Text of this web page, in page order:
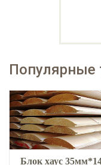
Популярные
Блок хаус